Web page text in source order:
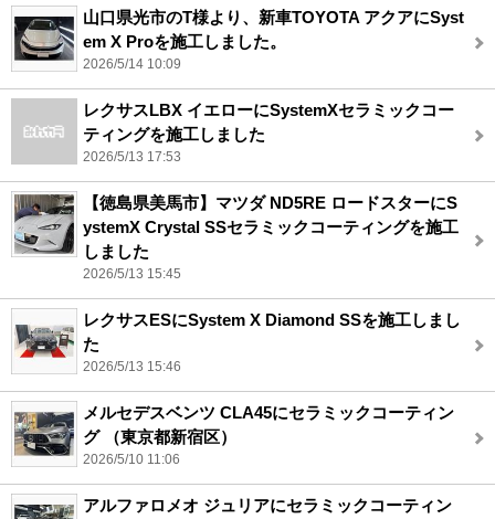
山口県光市のT様より、新車TOYOTA アクアにSyst
em X Proを施工しました。
2026/5/14 10:09
レクサスLBX イエローにSystemXセラミックコー
ティングを施工しました
2026/5/13 17:53
【徳島県美馬市】マツダ ND5RE ロードスターにS
ystemX Crystal SSセラミックコーティングを施工
しました
2026/5/13 15:45
レクサスESにSystem X Diamond SSを施工しまし
た
2026/5/13 15:46
メルセデスベンツ CLA45にセラミックコーティン
グ （東京都新宿区）
2026/5/10 11:06
アルファロメオ ジュリアにセラミックコーティン